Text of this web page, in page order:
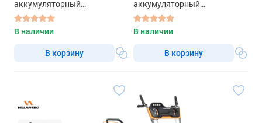
аккумуляторный
снегоуборщик
В наличии
В корзину
аккумуляторный
снегоуборщик
В наличии
В корзину